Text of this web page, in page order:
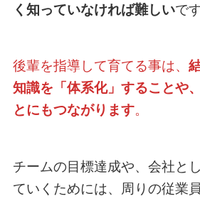
く知っていなければ難しいで
後輩を指導して育てる事は、
知識を「体系化」することや
とにもつながります。
チームの目標達成や、会社と
ていくためには、周りの従業